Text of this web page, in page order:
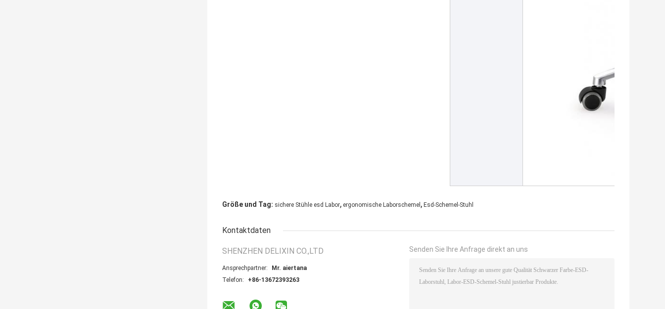
Größe und Tag: sichere Stühle esd Labor, ergonomische Laborschemel , Esd-Schemel-Stuhl
Kontaktdaten
SHENZHEN DELIXIN CO.,LTD
Ansprechpartner:
Mr. aiertana
Telefon:
+86-13672393263
Senden Sie Ihre Anfrage direkt an uns